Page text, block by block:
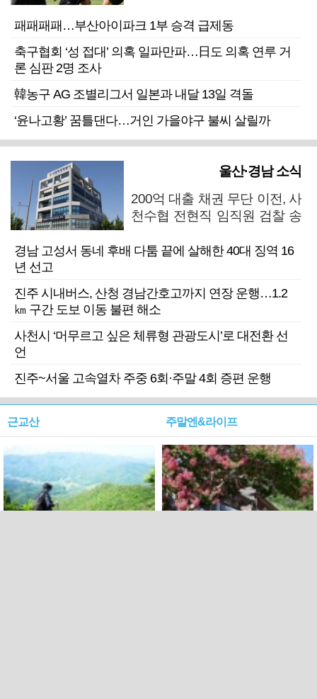
패패패패…부산아이파크 1부 승격 급제동
축구협회 ‘성 접대’ 의혹 일파만파…日도 의혹 연루 거
론 심판 2명 조사
韓농구 AG 조별리그서 일본과 내달 13일 격돌
‘윤나고황’ 꿈틀댄다…거인 가을야구 불씨 살릴까
울산·경남 소식
200억 대출 채권 무단 이전, 사
천수협 전현직 임직원 검찰 송
경남 고성서 동네 후배 다툼 끝에 살해한 40대 징역 16
년 선고
진주 시내버스, 산청 경남간호고까지 연장 운행…1.2
㎞ 구간 도보 이동 불편 해소
사천시 ‘머무르고 싶은 체류형 관광도시’로 대전환 선
언
진주~서울 고속열차 주중 6회·주말 4회 증편 운행
근교산 주말엔&라이프